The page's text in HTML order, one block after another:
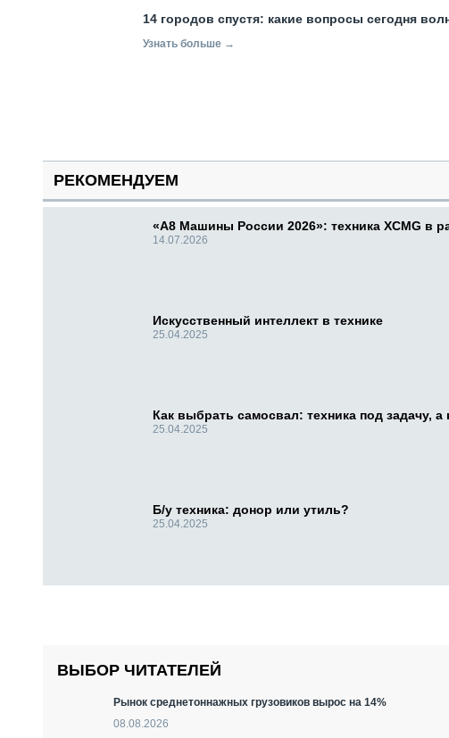
14 городов спустя: какие вопросы сегодня
Узнать больше →
РЕКОМЕНДУЕМ
«А8 Машины России 2026»: техника XCMG в
14.07.2026
Искусственный интеллект в технике
25.04.2025
Как выбрать самосвал: техника под задачу, а
25.04.2025
Б/у техника: донор или утиль?
25.04.2025
ВЫБОР ЧИТАТЕЛЕЙ
Рынок среднетоннажных грузовиков вырос на 14%
08.08.2026